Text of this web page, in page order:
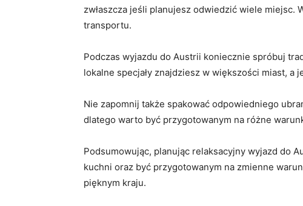
zwłaszcza jeśli planujesz odwiedzić‍ wiele
transportu.
Podczas wyjazdu do Austrii koniecznie spróbuj
⁤lokalne specjały znajdziesz ⁢w większości ⁣miast,
Nie ⁤zapomnij także spakować odpowiedniego
dlatego⁤ warto ⁢być⁤ przygotowanym na różne
Podsumowując, ‌planując relaksacyjny ‍wyjazd do
‍kuchni oraz być przygotowanym na zmienne
pięknym ⁢kraju.